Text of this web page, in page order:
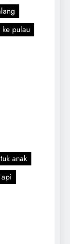
pulau
anak